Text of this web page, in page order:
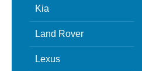
Kia
Land Rover
Lexus